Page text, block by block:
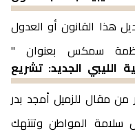
هذا القانون أو العدول
سمكس بعنوان "
الليبي الجديد: تشريع
من مقال للزميل أمجد بدر
سلامة المواطن وتنتهك